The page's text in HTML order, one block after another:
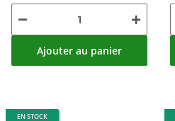
Ajouter au panier
EN STOCK